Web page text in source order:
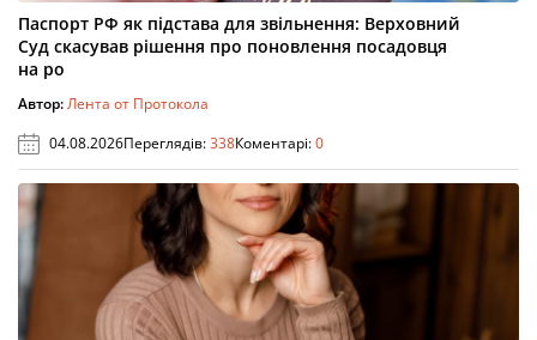
Паспорт РФ як підстава для звільнення: Верховний
Суд скасував рішення про поновлення посадовця
на ро
Автор:Лента от Протокола
04.08.2026Переглядів:338Коментарі:0